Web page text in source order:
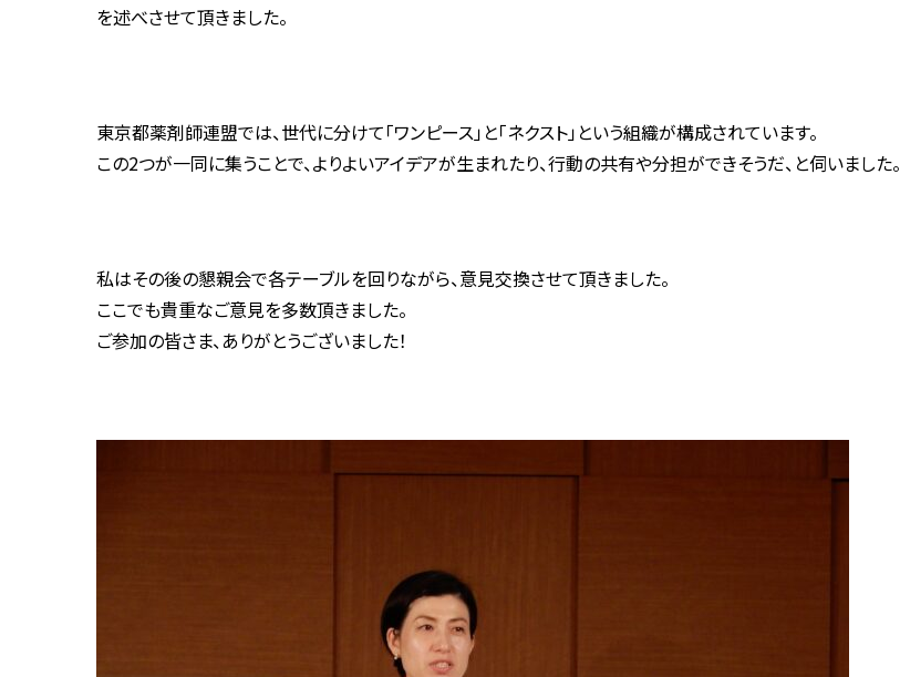
を述べさせて頂きました。
東京都薬剤師連盟では、世代に分けて「ワンピース」と「ネクスト」という組織が構成されています。
この2つが一同に集うことで、よりよいアイデアが生まれたり、行動の共有や分担ができそうだ、と伺いました。
私はその後の懇親会で各テーブルを回りながら、意見交換させて頂きました。
ここでも貴重なご意見を多数頂きました。
ご参加の皆さま、ありがとうございました！